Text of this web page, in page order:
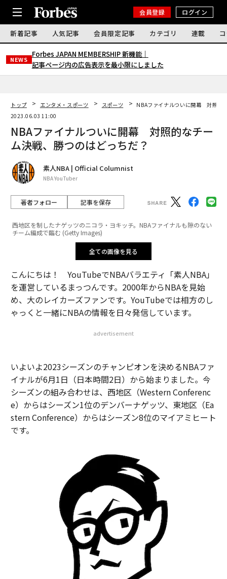
会員登録 ログイン
新着記事 人気記事 会員限定記事 カテゴリ 連載
NEWS
Forbes JAPAN MEMBERSHIP 新機能｜
記事ページ内の広告表示を最小限にしました
トップ エンタメ・スポーツ スポーツ
NBAファイナルついに開幕 対照的
2023.06.03 11:00
NBAファイナルついに開幕 対照的なチー
ム決戦、勝つのはどっちだ？
素人NBA | Official Columnist
NBA YouTuber
著者フォロー 記事を保存
西地区を制したナゲッツのニコラ・ヨキッチ。NBAファイナルも隙のない
チーム編成で臨む (Getty Images)
全ての画像を見る
こんにちは！ YouTubeでNBAバラエティ「素人NBA」
を運営しているまっつんです。2000年からNBAを見始
め、大のレイカーズファンです。YouTubeでは相方のし
ゃっくと一緒にNBAの情報を日々発信しています。
advertisement
いよいよ2023シーズンのチャンピオンを決めるNBAファ
イナルが6月1日（日本時間2日）から始まりました。今
シーズンの組み合わせは、西地区（Western Conferenc
e）からはシーズン1位のデンバーナゲッツ、東地区（Ea
stern Conference）からはシーズン8位のマイアミヒート
です。